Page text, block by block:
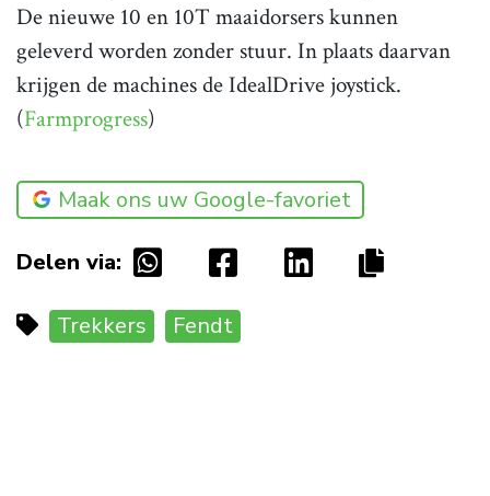
De nieuwe 10 en 10T maaidorsers kunnen
geleverd worden zonder stuur. In plaats daarvan
krijgen de machines de IdealDrive joystick.
(Farmprogress)
Maak ons uw Google-favoriet
Delen via:
Trekkers Fendt